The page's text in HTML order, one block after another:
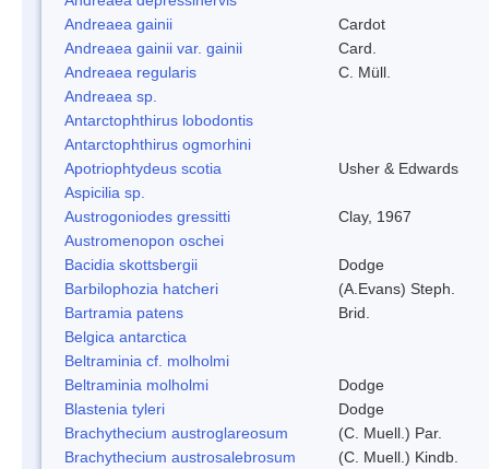
Andreaea gainii
Cardot
Andreaea gainii var. gainii
Card.
Andreaea regularis
C. Müll.
Andreaea sp.
Antarctophthirus lobodontis
Antarctophthirus ogmorhini
Apotriophtydeus scotia
Usher & Edwards
Aspicilia sp.
Austrogoniodes gressitti
Clay, 1967
Austromenopon oschei
Bacidia skottsbergii
Dodge
Barbilophozia hatcheri
(A.Evans) Steph.
Bartramia patens
Brid.
Belgica antarctica
Beltraminia cf. molholmi
Beltraminia molholmi
Dodge
Blastenia tyleri
Dodge
Brachythecium austroglareosum
(C. Muell.) Par.
Brachythecium austrosalebrosum
(C. Muell.) Kindb.